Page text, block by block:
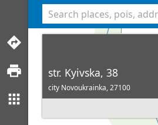
str. Kyivska, 38
city Novoukrainka,27100
<% console.log(hcard) %>